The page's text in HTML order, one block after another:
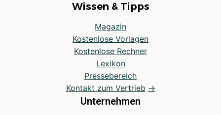
Wissen & Tipps
Magazin
Kostenlose Vorlagen
Kostenlose Rechner
Lexikon
Pressebereich
Kontakt zum Vertrieb
Unternehmen